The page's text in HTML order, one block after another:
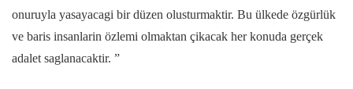
onuruyla yasayacagi bir düzen olusturmaktir. Bu ülkede özgürlük
ve baris insanlarin özlemi olmaktan çikacak her konuda gerçek
adalet saglanacaktir. ”